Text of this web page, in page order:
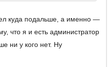
куда подальше, а именно —
что я и есть администратор
ни у кого нет. Ну